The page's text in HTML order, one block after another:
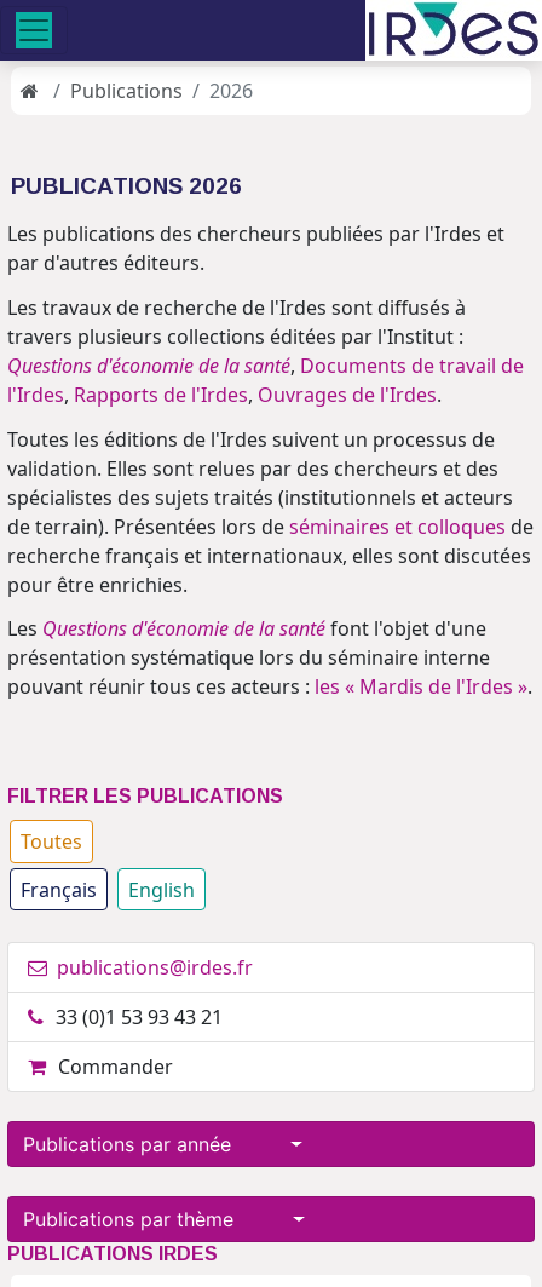
Publications 2026
PUBLICATIONS 2026
Les publications des chercheurs publiées par l'Irdes et
par d'autres éditeurs.
Les travaux de recherche de l'Irdes sont diffusés à
travers plusieurs collections éditées par l'Institut :
Questions d'économie de la santé, Documents de travail de
l'Irdes, Rapports de l'Irdes, Ouvrages de l'Irdes.
Toutes les éditions de l'Irdes suivent un processus de
validation. Elles sont relues par des chercheurs et des
spécialistes des sujets traités (institutionnels et acteurs
de terrain). Présentées lors deséminaires et colloques de
recherche français et internationaux, elles sont discutées
pour être enrichies.
Les Questions d'économie de la santéfont l'objet d'une
présentation systématique lors du séminaire interne
pouvant réunir tous ces acteurs : les « Mardis de l'Irdes ».
FILTRER LES PUBLICATIONS
Toutes
Français
English
publications@irdes.fr
33 (0)1 53 93 43 21
Commander
Publications par année
Publications par thème
PUBLICATIONS IRDES